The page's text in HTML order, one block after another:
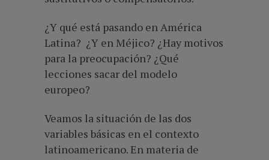
¿Y qué está pasando en América
Latina? ¿Y en Méjico? ¿Hay motivos
para la preocupación? ¿Qué
lecciones sacar del modelo
europeo?
Veamos la situación de las dos
variables básicas en el contexto
latinoamericano. En materia de